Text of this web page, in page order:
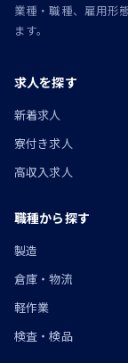
業種・職種、雇用形
ます。
求人を探す
新着求人
寮付き求人
高収入求人
職種から探す
製造
倉庫・物流
軽作業
検査・検品